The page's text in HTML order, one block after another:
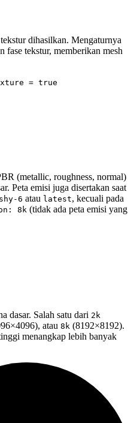
dihasilkan. Mengaturnya
fase tekstur, memberikan mesh
= true
(metallic, roughness, normal)
Peta emisi juga disertakan saat
6 atau latest, kecuali pada
8k (tidak ada peta emisi yang
dasar. Salah satu dari 2k
atau 8k (8192×8192).
menangkap lebih banyak